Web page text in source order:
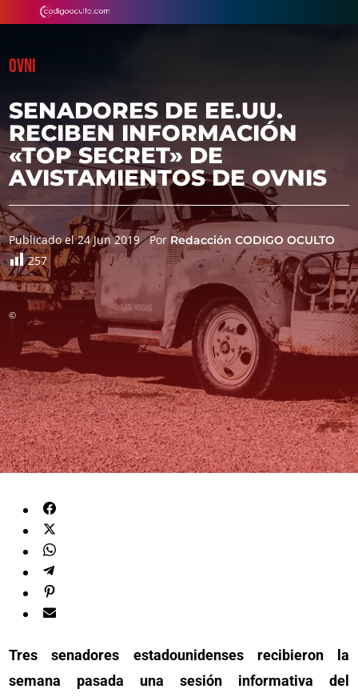
OVNI
SENADORES DE EE.UU.
RECIBEN INFORMACIÓN
«TOP SECRET» DE
AVISTAMIENTOS DE OVNIS
Publicado el 24 Jun 2019 PorRedacción CODIGO OCULTO
257
©
Tres senadores estadounidenses recibieron la
semana pasada una sesión informativa del